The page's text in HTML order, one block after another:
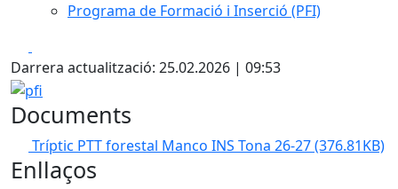
Programa de Formació i Inserció (PFI)
Darrera actualització: 25.02.2026 | 09:53
pfi
Documents
Tríptic PTT forestal Manco INS Tona 26-27(376.81KB)
Enllaços